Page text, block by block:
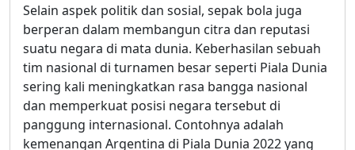
Selain aspek politik dan sosial, sepak bola juga
berperan dalam membangun citra dan reputasi
suatu negara di mata dunia. Keberhasilan sebuah
tim nasional di turnamen besar seperti Piala Dunia
sering kali meningkatkan rasa bangga nasional
dan memperkuat posisi negara tersebut di
panggung internasional. Contohnya adalah
kemenangan Argentina di Piala Dunia 2022 yang